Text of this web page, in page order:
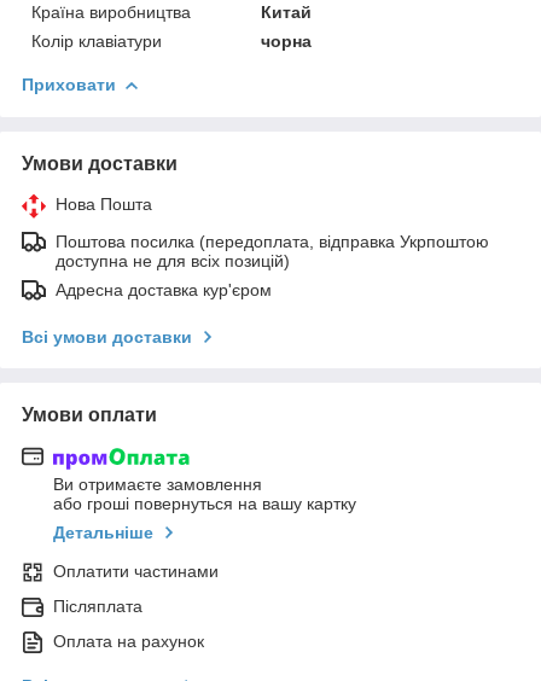
Країна виробництва
Китай
Колір клавіатури
чорна
Приховати
Умови доставки
Нова Пошта
Поштова посилка (передоплата, відправка Укрпоштою
доступна не для всіх позицій)
Адресна доставка кур'єром
Всі умови доставки
Умови оплати
Ви отримаєте замовлення
або гроші повернуться на вашу картку
Детальніше
Оплатити частинами
Післяплата
Оплата на рахунок